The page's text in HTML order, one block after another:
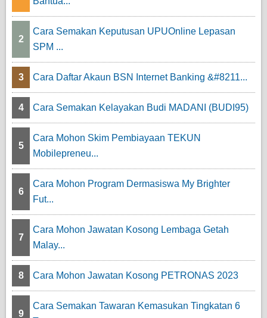
2
Cara Semakan Keputusan UPUOnline Lepasan
SPM ...
3 Cara Daftar Akaun BSN Internet Banking &#8211...
4 Cara Semakan Kelayakan Budi MADANI (BUDI95)
5
Cara Mohon Skim Pembiayaan TEKUN
Mobilepreneu...
6
Cara Mohon Program Dermasiswa My Brighter
Fut...
7
Cara Mohon Jawatan Kosong Lembaga Getah
Malay...
8 Cara Mohon Jawatan Kosong PETRONAS 2023
9
Cara Semakan Tawaran Kemasukan Tingkatan 6